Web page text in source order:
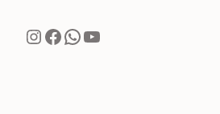
Instagram
Facebook
WhatsApp
YouTube